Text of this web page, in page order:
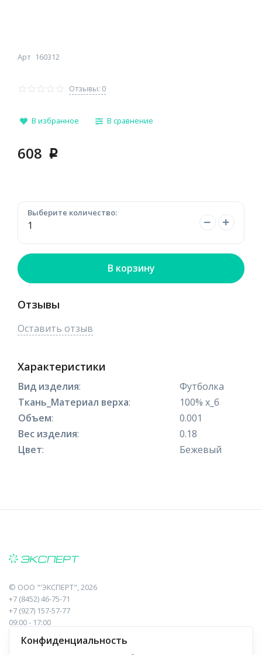
Арт 160312
Отзывы: 0
В избранное В сравнение
608 p
Выберите количество:
В корзину
Отзывы
Оставить отзыв
Характеристики
Вид изделия:
Футболка
Ткань_Материал верха:
100% х_б
Объем:
0.001
Вес изделия:
0.18
Цвет: Бежевый
© ООО "'ЭКСПЕРТ", 2026
+7 (8452) 46-75-71
+7 (927) 157-57-77
09:00 - 17:00
410017, Саратов, Пугачева, 10 к1, оф.23
Конфиденциальность